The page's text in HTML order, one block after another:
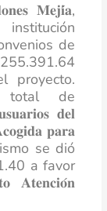
𝐌𝐞𝐣𝐢́𝐚,
de
proyecto.
total de
𝐝𝐞𝐥
𝐩𝐚𝐫𝐚
se dió
a favor
𝐀𝐭𝐞𝐧𝐜𝐢𝐨́𝐧